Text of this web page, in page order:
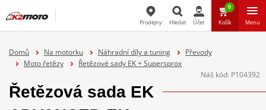
Prodejny Hledat Účet
0
Košík Menu
Domů Na motorku Náhradní díly a tuning
Převody
Moto řetězy
Řetězové sady EK + Supersprox
Náš kód: P104392
Řetězová sada EK